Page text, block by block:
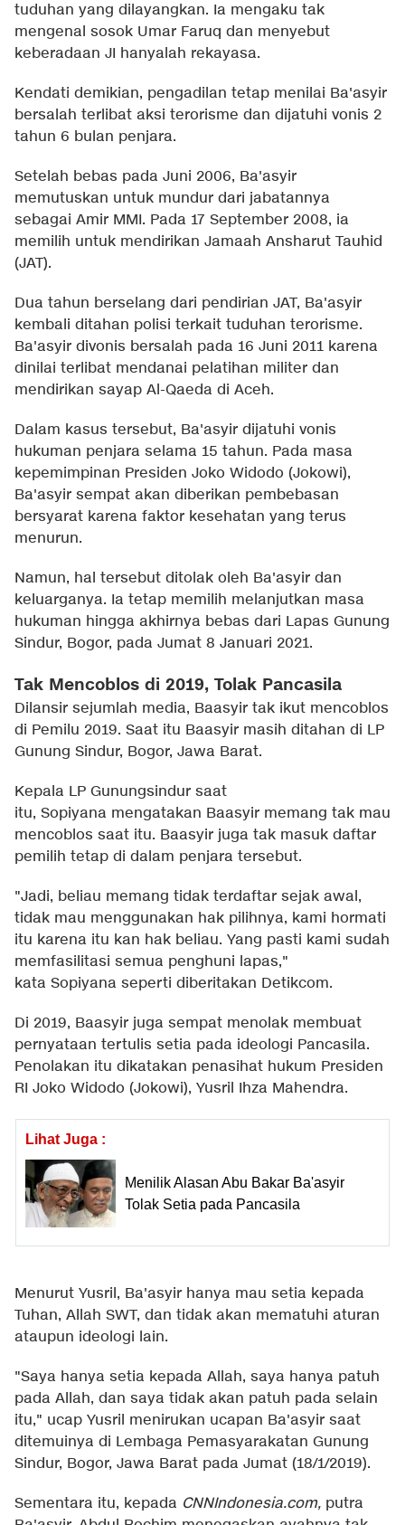
tuduhan yang dilayangkan. Ia mengaku tak
mengenal sosok Umar Faruq dan menyebut
keberadaan JI hanyalah rekayasa.
Kendati demikian, pengadilan tetap menilai Ba'asyir
bersalah terlibat aksi terorisme dan dijatuhi vonis 2
tahun 6 bulan penjara.
Setelah bebas pada Juni 2006, Ba'asyir
memutuskan untuk mundur dari jabatannya
sebagai Amir MMI. Pada 17 September 2008, ia
memilih untuk mendirikan Jamaah Ansharut Tauhid
(JAT).
Dua tahun berselang dari pendirian JAT, Ba'asyir
kembali ditahan polisi terkait tuduhan terorisme.
Ba'asyir divonis bersalah pada 16 Juni 2011 karena
dinilai terlibat mendanai pelatihan militer dan
mendirikan sayap Al-Qaeda di Aceh.
Dalam kasus tersebut, Ba'asyir dijatuhi vonis
hukuman penjara selama 15 tahun. Pada masa
kepemimpinan Presiden Joko Widodo (Jokowi),
Ba'asyir sempat akan diberikan pembebasan
bersyarat karena faktor kesehatan yang terus
menurun.
Namun, hal tersebut ditolak oleh Ba'asyir dan
keluarganya. Ia tetap memilih melanjutkan masa
hukuman hingga akhirnya bebas dari Lapas Gunung
Sindur, Bogor, pada Jumat 8 Januari 2021.
Tak Mencoblos di 2019, Tolak Pancasila
Dilansir sejumlah media, Baasyir tak ikut mencoblos
di Pemilu 2019. Saat itu Baasyir masih ditahan di LP
Gunung Sindur, Bogor, Jawa Barat.
Kepala LP Gunungsindur saat
itu, Sopiyana mengatakan Baasyir memang tak mau
mencoblos saat itu. Baasyir juga tak masuk daftar
pemilih tetap di dalam penjara tersebut.
"Jadi, beliau memang tidak terdaftar sejak awal,
tidak mau menggunakan hak pilihnya, kami hormati
itu karena itu kan hak beliau. Yang pasti kami sudah
memfasilitasi semua penghuni lapas,"
kata Sopiyana seperti diberitakan Detikcom.
Di 2019, Baasyir juga sempat menolak membuat
pernyataan tertulis setia pada ideologi Pancasila.
Penolakan itu dikatakan penasihat hukum Presiden
RI Joko Widodo (Jokowi), Yusril Ihza Mahendra.
Lihat Juga :
Menilik Alasan Abu Bakar Ba'asyir
Tolak Setia pada Pancasila
Menurut Yusril, Ba'asyir hanya mau setia kepada
Tuhan, Allah SWT, dan tidak akan mematuhi aturan
ataupun ideologi lain.
"Saya hanya setia kepada Allah, saya hanya patuh
pada Allah, dan saya tidak akan patuh pada selain
itu," ucap Yusril menirukan ucapan Ba'asyir saat
ditemuinya di Lembaga Pemasyarakatan Gunung
Sindur, Bogor, Jawa Barat pada Jumat (18/1/2019).
Sementara itu, kepada CNNIndonesia.com, putra